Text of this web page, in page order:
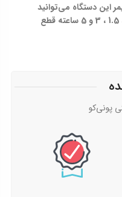
این دستگاه می‌توانید
جریان برق را در چهار زمان 0.45 ، 1.5 ، 3 و 5 ساعته قطع
پونی‌کو